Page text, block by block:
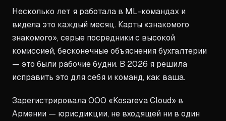
Несколько лет я работала в ML-командах и
видела это каждый месяц. Карты «знакомого
знакомого», серые посредники с высокой
комиссией, бесконечные объяснения бухгалтерии
— это были рабочие будни. В 2026 я решила
исправить это для себя и команд, как ваша.
Зарегистрировала ООО «Kosareva Cloud» в
Армении — юрисдикции, не входящей ни в один